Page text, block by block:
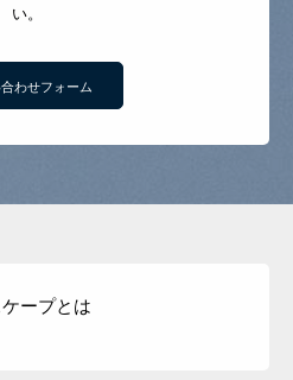
い。
わせフォーム
ープとは